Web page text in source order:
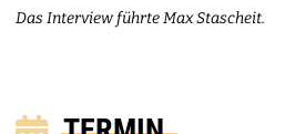
Das Interview führte Max Stascheit.